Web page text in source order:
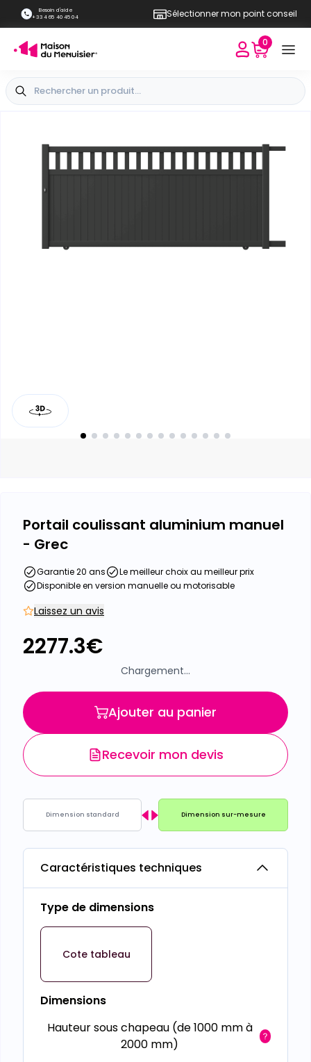
Besoin d'aide
+33 4 65 40 45 04
Sélectionner mon point conseil
0
Portail coulissant aluminium manuel
- Grec
Garantie 20 ans
Le meilleur choix au meilleur prix
Disponible en version manuelle ou motorisable
Laissez un avis
2277.3€
Chargement...
Ajouter au panier
Recevoir mon devis
Dimension standard Dimension sur-mesure
Caractéristiques techniques
Type de dimensions
Cote tableau
Dimensions
Hauteur sous chapeau (de 1000 mm à
2000 mm)